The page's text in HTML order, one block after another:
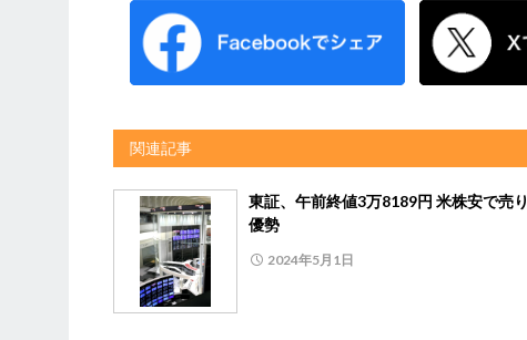
関連記事
東証、午前終値3万8189円 米株安で売り
優勢
2024年5月1日